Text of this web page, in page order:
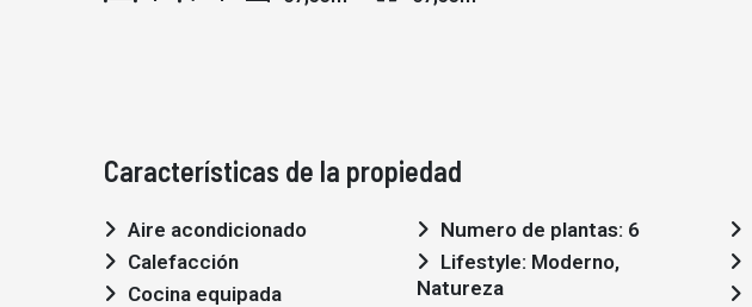
Características de la propiedad
Aire acondicionado
Calefacción
Cocina equipada
Numero de plantas: 6
Natureza